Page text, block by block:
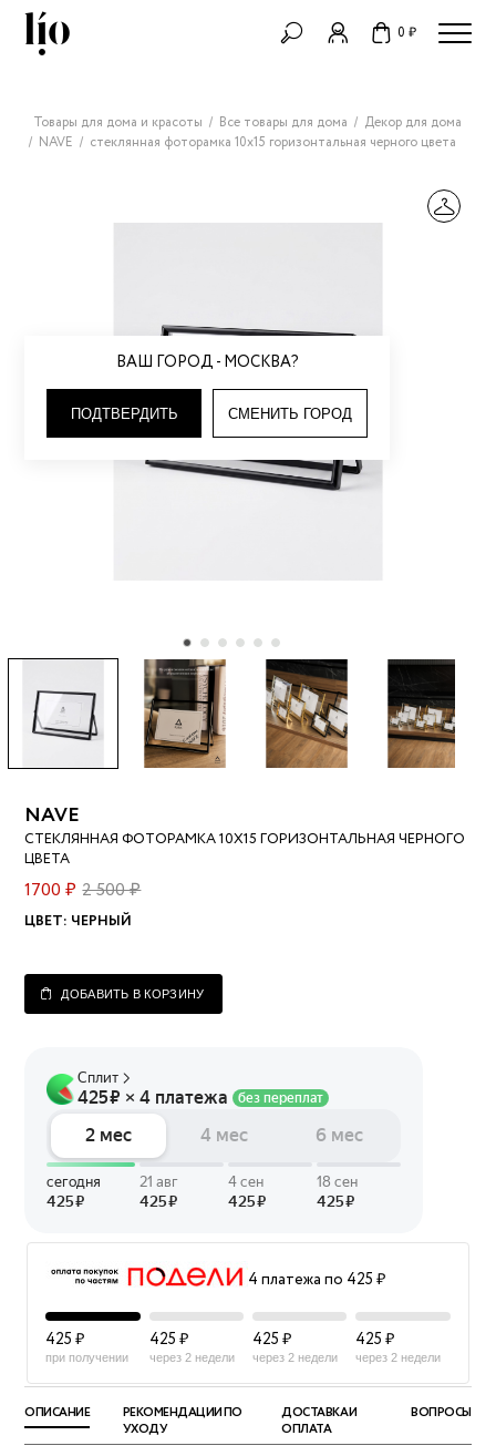
0 ₽
ВАШ ГОРОД - МОСКВА?
ПОДТВЕРДИТЬ СМЕНИТЬ ГОРОД
Товары для дома и красоты Все товары для дома
Декор для дома
NAVE
стеклянная фоторамка 10х15 горизонтальная черного цвета
NAVE
СТЕКЛЯННАЯ ФОТОРАМКА 10Х15 ГОРИЗОНТАЛЬНАЯ ЧЕРНОГО
ЦВЕТА
1700 ₽ 2 500 ₽
ЦВЕТ: ЧЕРНЫЙ
ДОБАВИТЬ В КОРЗИНУ
4 платежа по 425 ₽
425 ₽
при получении
425 ₽
через 2 недели
425 ₽
через 2 недели
425 ₽
через 2 недели
ОПИСАНИЕ
РЕКОМЕНДАЦИИ ПО
УХОДУ
ДОСТАВКА И
ОПЛАТА
ВОПРОСЫ